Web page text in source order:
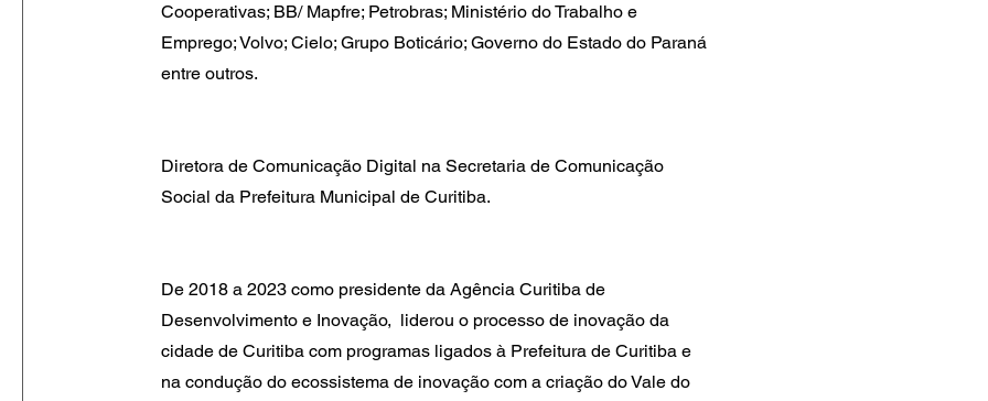
Cooperativas; BB/ Mapfre; Petrobras; Ministério do Trabalho e
Emprego; Volvo; Cielo; Grupo Boticário; Governo do Estado do Paraná
entre outros.
Diretora de Comunicação Digital na Secretaria de Comunicação
Social da Prefeitura Municipal de Curitiba.
De 2018 a 2023 como presidente da Agência Curitiba de
Desenvolvimento e Inovação, liderou o processo de inovação da
cidade de Curitiba com programas ligados à Prefeitura de Curitiba e
na condução do ecossistema de inovação com a criação do Vale do